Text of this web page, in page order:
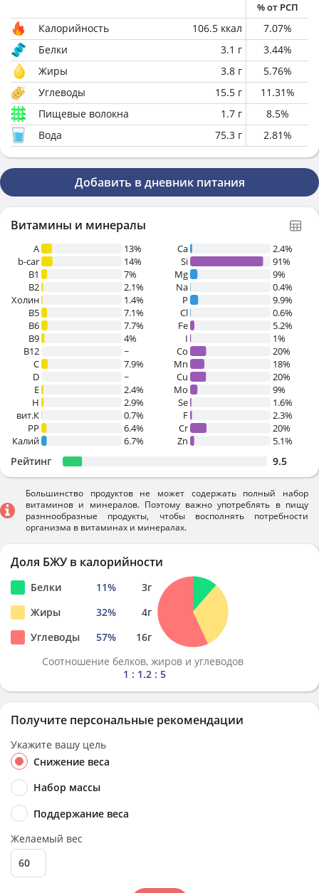
% от РСП
Калорийность 106.5 ккал 7.07%
Белки
3.1 г 3.44%
Жиры
3.8 г 5.76%
Углеводы
15.5 г 11.31%
Пищевые волокна
1.7 г 8.5%
Вода
75.3 г 2.81%
Добавить в дневник питания
Витамины и минералы
A
13%
b-car
14%
В1
7%
B2
2.1%
Холин
1.4%
B5
7.1%
B6
7.7%
B9
4%
B12
~
C
7.9%
D
~
E
2.4%
H
2.9%
вит.К
0.7%
PP
6.4%
Калий
6.7%
Ca
2.4%
Si
91%
Mg
9%
Na
0.4%
P
9.9%
Cl
0.6%
Fe
5.2%
I
1%
Co
20%
Mn
18%
Cu
20%
Mo
9%
Se
1.6%
F
2.3%
Cr
20%
Zn
5.1%
Рейтинг 9.5
Большинство продуктов не может содержать полный набор
витаминов и минералов. Поэтому важно употреблять в пищу
разннообразные продукты, чтобы восполнять потребности
организма в витаминах и минералах.
Доля БЖУ в калорийности
Белки 11% 3г
Жиры
32% 4г
Углеводы
57% 16г
Соотношение белков, жиров и углеводов
1 : 1.2 : 5
Получите персональные рекомендации
Укажите вашу цель
Снижение веса
Набор массы
Поддержание веса
Желаемый вес